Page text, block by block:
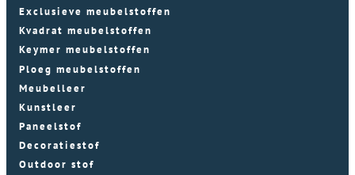
Exclusieve meubelstoffen
Kvadrat meubelstoffen
Keymer meubelstoffen
Ploeg meubelstoffen
Meubelleer
Kunstleer
Paneelstof
Decoratiestof
Outdoor stof